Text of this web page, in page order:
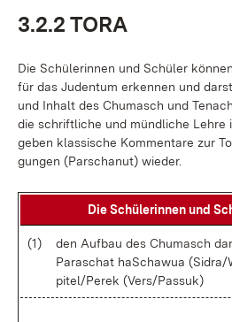
3.2.2 TO­RA
Die Schü­le­rin­nen und Schü­ler
für das Ju­den­tum er­ken­nen und
und In­halt des Chu­masch und
die schrift­li­che und münd­li­che Leh­re
ge­ben klas­si­sche Kom­men­ta­re zur
gun­gen (Par­scha­nut) wie­der.
Die Schü­le­rin­nen und
(1)
den Auf­bau des Chu­masch
Pa­ra­schat haScha­wua
pi­tel/Pe­rek (Ver­s/Pas­suk)